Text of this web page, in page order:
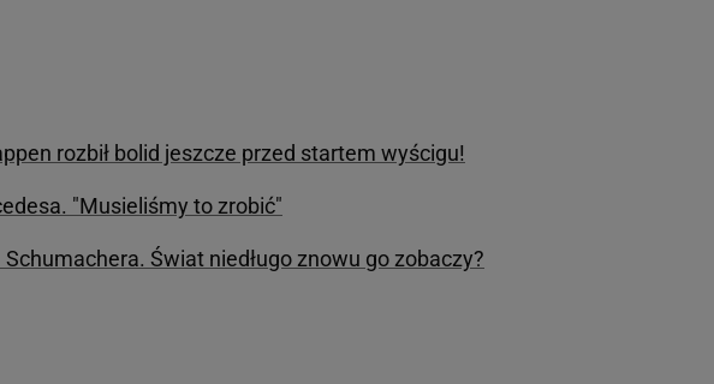
rozbił bolid jeszcze przed startem wyścigu!
"Musieliśmy to zrobić"
Świat niedługo znowu go zobaczy?